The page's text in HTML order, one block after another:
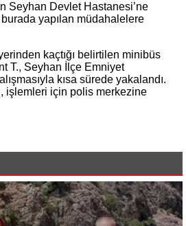
Seyhan Devlet Hastanesi’ne
yapılan müdahalelere
kaçtığı belirtilen minibüs
T., Seyhan İlçe Emniyet
kısa sürede yakalandı.
işlemleri için polis merkezine